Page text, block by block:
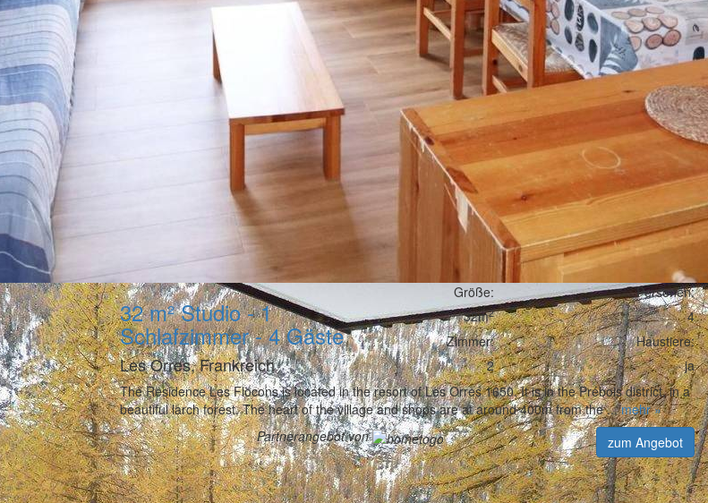
32 m² Studio - 1
Schlafzimmer - 4 Gäste
Les Orres, Frankreich
Größe:
32m2
Zimmer:
2
Personen:
4
Haustiere:
ja
The Residence Les Flocons is located in the resort of Les Orres 1650. It is in the Prébois district, in a
beautiful larch forest. The heart of the village and shops are at around 400m from the ...mehr »
Partnerangebot von
zum Angebot